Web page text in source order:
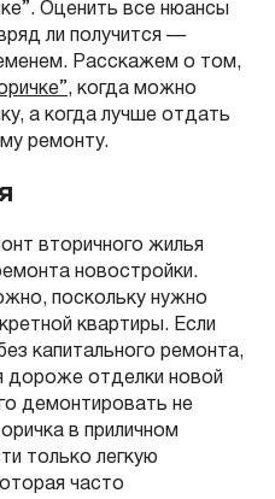
Оценить все нюансы
ли получится —
Расскажем о том,
, когда можно
а когда лучше отдать
ремонту.
вторичного жилья
новостройки.
поскольку нужно
квартиры. Если
капитального ремонта,
дороже отделки новой
демонтировать не
в приличном
только легкую
часто